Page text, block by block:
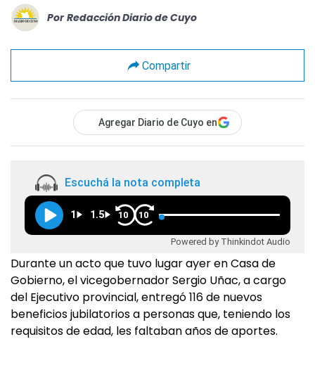
Por Redacción Diario de Cuyo
Compartir
Agregar Diario de Cuyo en
Escuchá la nota completa
1 1.5 10 10
Powered by Thinkindot Audio
Durante un acto que tuvo lugar ayer en Casa de
Gobierno, el vicegobernador Sergio Uñac, a cargo
del Ejecutivo provincial, entregó 116 de nuevos
beneficios jubilatorios a personas que, teniendo los
requisitos de edad, les faltaban años de aportes.